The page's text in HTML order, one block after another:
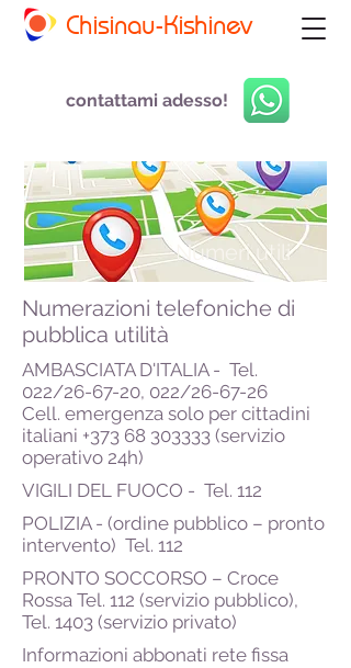
Chisinau-Kishinev
contattami adesso!
Numeri utili
Numerazioni telefoniche di
pubblica utilità
AMBASCIATA D'ITALIA - Tel.
022/26-67-20, 022/26-67-26
Cell. emergenza solo per cittadini
italiani +373 68 303333 (servizio
operativo 24h)
VIGILI DEL FUOCO - Tel. 112
POLIZIA - (ordine pubblico – pronto
intervento) Tel. 112
PRONTO SOCCORSO – Croce
Rossa Tel. 112 (servizio pubblico),
Tel. 1403 (servizio privato)
Informazioni abbonati rete fissa